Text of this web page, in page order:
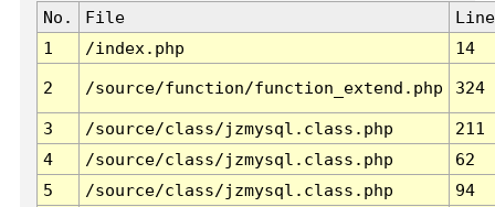
No. File
Line
1
/index.php 14
2 /source/function/function_extend.php 324
3 /source/class/jzmysql.class.php
211
4
/source/class/jzmysql.class.php
62
5
/source/class/jzmysql.class.php
94